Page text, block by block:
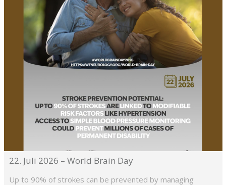
22. Juli 2026 – World Brain Day
Up to 90% of strokes can be prevented by managing